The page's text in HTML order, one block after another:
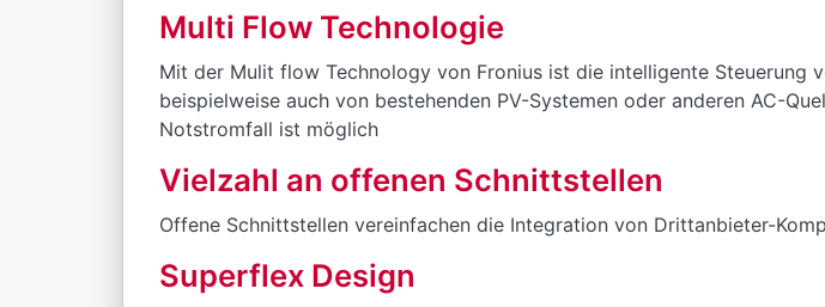
Multi Flow Technologie
Mit der Mulit flow Technology von Fronius ist die intelligente Steuerung
beispielweise auch von bestehenden PV-Systemen oder anderen AC-
Notstromfall ist möglich
Vielzahl an offenen Schnittstellen
Offene Schnittstellen vereinfachen die Integration von Drittanbieter-
Superflex Design